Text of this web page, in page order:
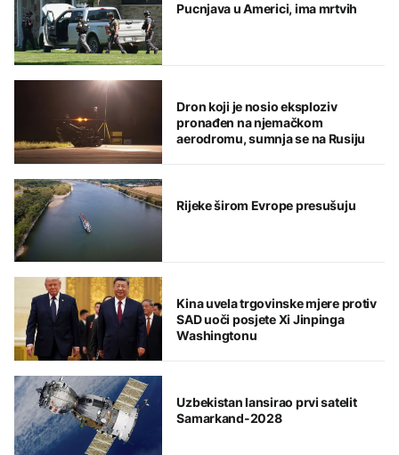
Pucnjava u Americi, ima mrtvih
Dron koji je nosio eksploziv
pronađen na njemačkom
aerodromu, sumnja se na Rusiju
Rijeke širom Evrope presušuju
Kina uvela trgovinske mjere protiv
SAD uoči posjete Xi Jinpinga
Washingtonu
Uzbekistan lansirao prvi satelit
Samarkand-2028